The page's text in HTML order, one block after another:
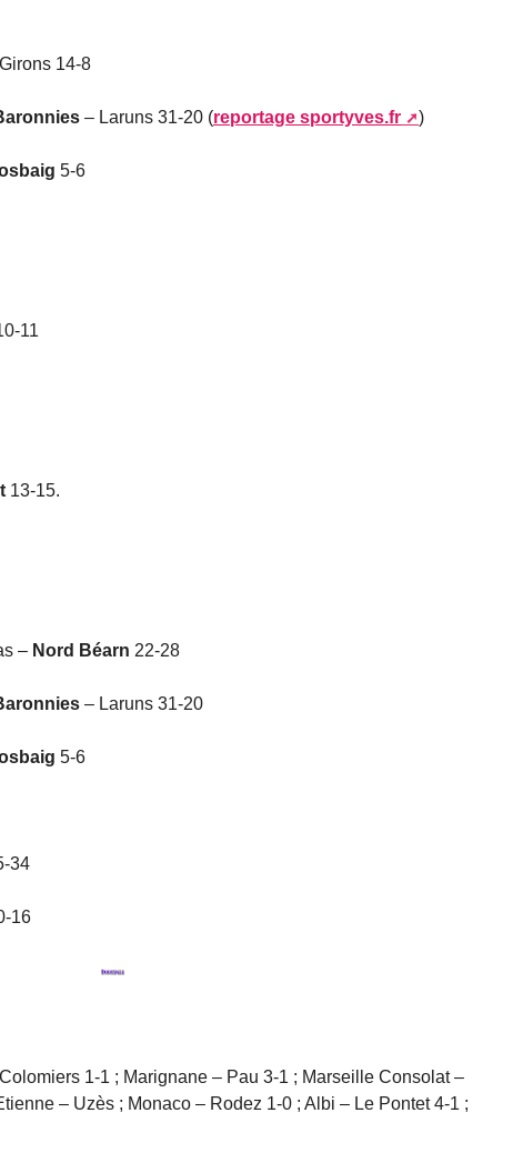
14-8
– Laruns 31-20 (reportage sportyves.fr )
5-6
11
13-15.
– Nord Béarn 22-28
– Laruns 31-20
5-6
34
16
1-1 ; Marignane – Pau 3-1 ; Marseille Consolat –
– Uzès ; Monaco – Rodez 1-0 ; Albi – Le Pontet 4-1 ;